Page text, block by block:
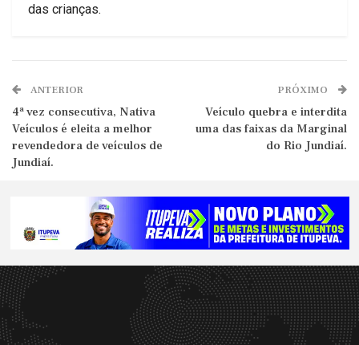
das crianças.
ANTERIOR
4ª vez consecutiva, Nativa
Veículos é eleita a melhor
revendedora de veículos de
Jundiaí.
PRÓXIMO
Veículo quebra e interdita
uma das faixas da Marginal
do Rio Jundiaí.